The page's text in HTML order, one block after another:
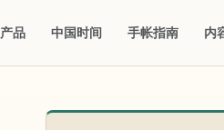
产品 中国时间 手帐指南 内